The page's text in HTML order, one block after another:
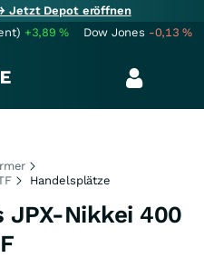
Jetzt Depot eröffnen
+3,89% Dow Jones -0,13%
Handelsplätze
JPX-Nikkei 400